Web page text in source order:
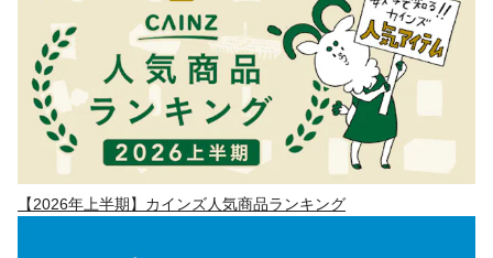
【2026年上半期】カインズ人気商品ランキング